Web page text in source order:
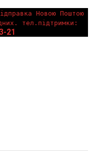
Новою Поштою
тел.підтримки:
21